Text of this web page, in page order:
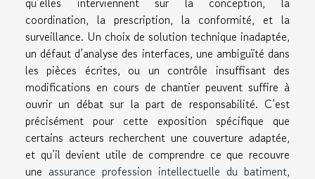
coordination, la prescription, la conformité, et la
surveillance. Un choix de solution technique inadaptée,
un défaut d’analyse des interfaces, une ambiguïté dans
les pièces écrites, ou un contrôle insuffisant des
modifications en cours de chantier peuvent suffire à
ouvrir un débat sur la part de responsabilité. C’est
précisément pour cette exposition spécifique que
certains acteurs recherchent une couverture adaptée,
et qu’il devient utile de comprendre ce que recouvre
une assurance profession intellectuelle du batiment,